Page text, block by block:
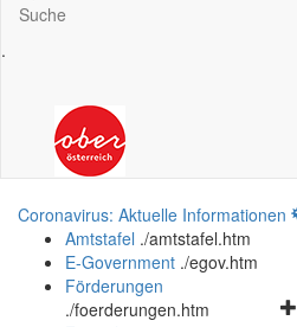
Suche
.
Coronavirus: Aktuelle Informationen
Amtstafel ./amtstafel.htm
E-Government ./egov.htm
Förderungen
./foerderungen.htm